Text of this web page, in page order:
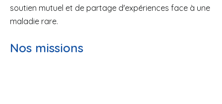
soutien mutuel et de partage d'expériences face à une
maladie rare.
Nos missions